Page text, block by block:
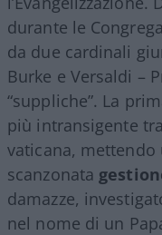
durante le
da due cardinali
Burke e Versaldi –
“suppliche”. La
più intransigente
vaticana, mettendo
scanzonata
damazze,
nel nome di un